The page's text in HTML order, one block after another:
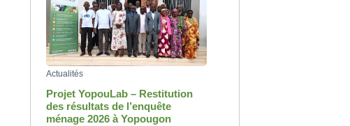
Actualités
Projet YopouLab – Restitution
des résultats de l’enquête
ménage 2026 à Yopougon